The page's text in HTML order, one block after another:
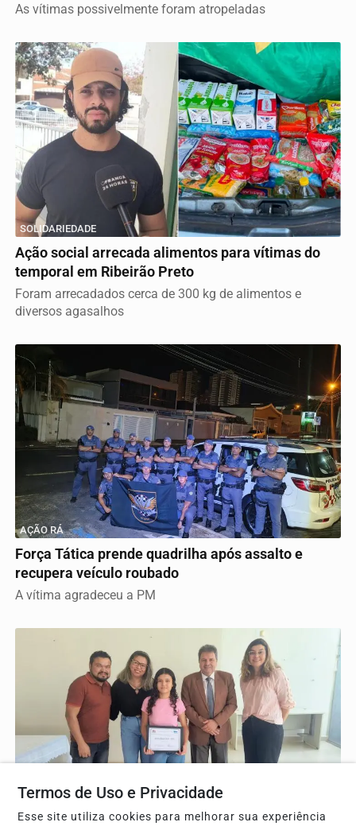
As vítimas possivelmente foram atropeladas
SOLIDARIEDADE
Ação social arrecada alimentos para vítimas do
temporal em Ribeirão Preto
Foram arrecadados cerca de 300 kg de alimentos e
diversos agasalhos
AÇÃO RÁ
Força Tática prende quadrilha após assalto e
recupera veículo roubado
A vítima agradeceu a PM
EDUCAÇÃO
Termos de Uso e Privacidade
Esse site utiliza cookies para melhorar sua experiência